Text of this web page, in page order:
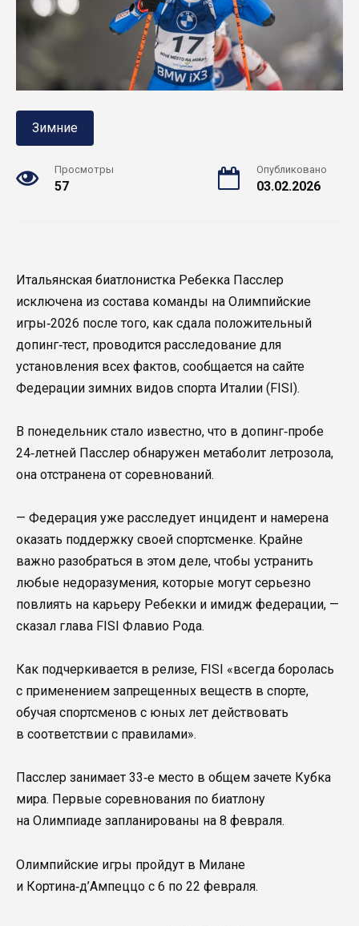
Зимние
Просмотры
57
Опубликовано
03.02.2026
Итальянская биатлонистка Ребекка Пасслер
исключена из состава команды на Олимпийские
игры‑2026 после того, как сдала положительный
допинг‑тест, проводится расследование для
установления всех фактов, сообщается на сайте
Федерации зимних видов спорта Италии (FISI).
В понедельник стало известно, что в допинг‑пробе
24‑летней Пасслер обнаружен метаболит летрозола,
она отстранена от соревнований.
— Федерация уже расследует инцидент и намерена
оказать поддержку своей спортсменке. Крайне
важно разобраться в этом деле, чтобы устранить
любые недоразумения, которые могут серьезно
повлиять на карьеру Ребекки и имидж федерации, —
сказал глава FISI Флавио Рода.
Как подчеркивается в релизе, FISI «всегда боролась
с применением запрещенных веществ в спорте,
обучая спортсменов с юных лет действовать
в соответствии с правилами».
Пасслер занимает 33‑е место в общем зачете Кубка
мира. Первые соревнования по биатлону
на Олимпиаде запланированы на 8 февраля.
Олимпийские игры пройдут в Милане
и Кортина‑д’Ампеццо с 6 по 22 февраля.